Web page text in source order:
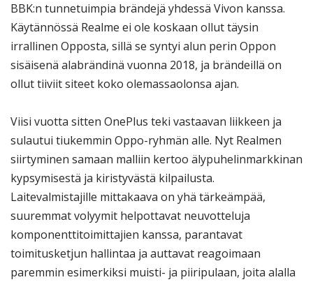
BBK:n tunnetuimpia brändejä yhdessä Vivon kanssa.
Käytännössä Realme ei ole koskaan ollut täysin
irrallinen Opposta, sillä se syntyi alun perin Oppon
sisäisenä alabrändinä vuonna 2018, ja brändeillä on
ollut tiiviit siteet koko olemassaolonsa ajan.
Viisi vuotta sitten OnePlus teki vastaavan liikkeen ja
sulautui tiukemmin Oppo-ryhmän alle. Nyt Realmen
siirtyminen samaan malliin kertoo älypuhelinmarkkinan
kypsymisestä ja kiristyvästä kilpailusta.
Laitevalmistajille mittakaava on yhä tärkeämpää,
suuremmat volyymit helpottavat neuvotteluja
komponenttitoimittajien kanssa, parantavat
toimitusketjun hallintaa ja auttavat reagoimaan
paremmin esimerkiksi muisti- ja piiripulaan, joita alalla